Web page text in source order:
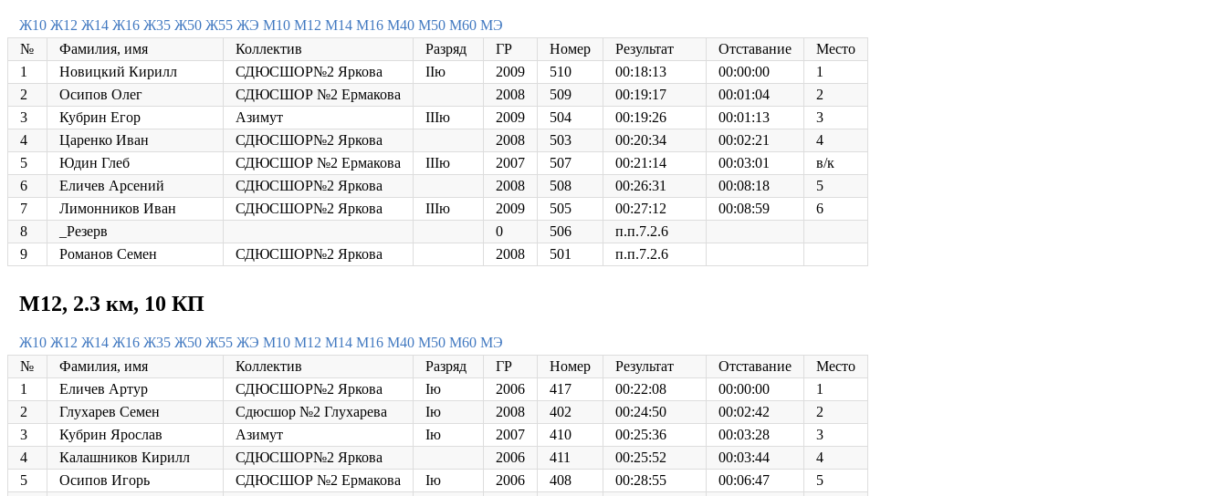
Ж10 Ж12 Ж14 Ж16 Ж35 Ж50 Ж55 ЖЭ М10 М12 М14 М16 М40 М50 М60 МЭ
№
Фамилия, имя Коллектив Разряд ГР Номер Результат Отставание
Место
1
Новицкий Кирилл СДЮСШОР№2 Яркова IIю 2009 510 00:18:13 00:00:00
1
2
Осипов Олег СДЮСШОР №2 Ермакова 2008 509 00:19:17 00:01:04
2
3
Кубрин Егор Азимут IIIю 2009 504 00:19:26 00:01:13
3
4
Царенко Иван СДЮСШОР№2 Яркова 2008 503 00:20:34 00:02:21
4
5
Юдин Глеб СДЮСШОР №2 Ермакова IIIю 2007 507 00:21:14 00:03:01
в/к
6
Еличев Арсений СДЮСШОР№2 Яркова 2008 508 00:26:31 00:08:18
5
7
Лимонников Иван СДЮСШОР№2 Яркова IIIю 2009 505 00:27:12 00:08:59
6
8
_Резерв 0 506
п.п.7.2.6
9
Романов Семен СДЮСШОР№2 Яркова 2008 501 п.п.7.2.6
М12, 2.3 км, 10 КП
Ж10 Ж12 Ж14 Ж16 Ж35 Ж50 Ж55 ЖЭ М10 М12 М14 М16 М40 М50 М60 МЭ
№
Фамилия, имя Коллектив Разряд ГР Номер Результат Отставание
Место
1
Еличев Артур СДЮСШОР№2 Яркова Iю 2006 417 00:22:08 00:00:00
1
2
Глухарев Семен Сдюсшор №2 Глухарева Iю 2008 402 00:24:50 00:02:42
2
3
Кубрин Ярослав Азимут Iю 2007 410 00:25:36 00:03:28
3
4
Калашников Кирилл СДЮСШОР№2 Яркова 2006 411 00:25:52 00:03:44
4
5
Осипов Игорь СДЮСШОР №2 Ермакова Iю 2006 408 00:28:55 00:06:47
5